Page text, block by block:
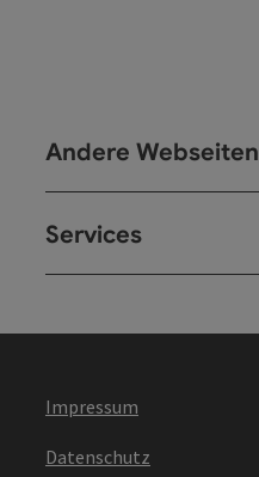
Andere Webseiten
Services
Impressum
Datenschutz